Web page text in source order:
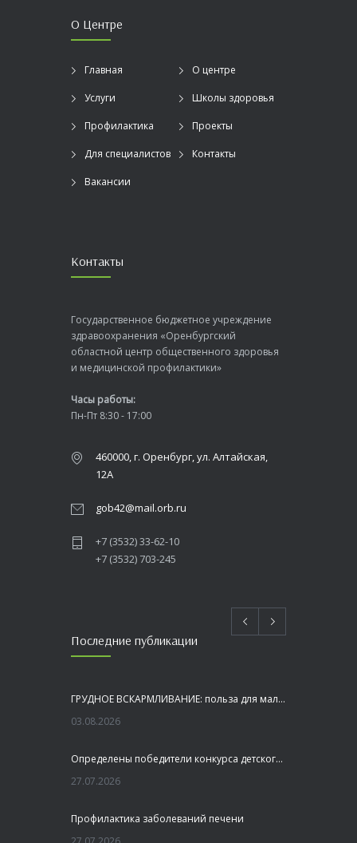
О Центре
Главная О центре
Услуги Школы здоровья
Профилактика Проекты
Для специалистов Контакты
Вакансии
Контакты
Государственное бюджетное учреждение
здравоохранения «Оренбургский
областной центр общественного здоровья
и медицинской профилактики»
Часы работы:
Пн-Пт 8:30 - 17:00
460000, г. Оренбург, ул. Алтайская,
12А
gob42@mail.orb.ru
+7 (3532) 33-62-10
+7 (3532) 703-245
Последние публикации
ГРУДНОЕ ВСКАРМЛИВАНИЕ: польза для малыша и мамы
03.08.2026
Определены победители конкурса детского рисунка «Я шагаю по Оренбуржью»
27.07.2026
Профилактика заболеваний печени